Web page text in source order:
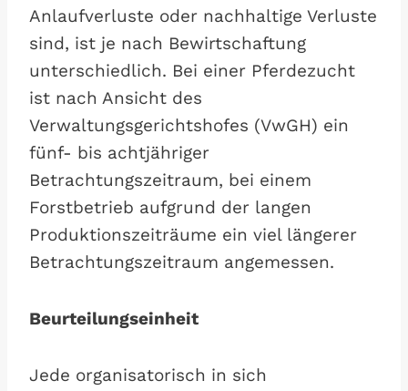
Anlaufverluste oder nachhaltige Verluste
sind, ist je nach Bewirtschaftung
unterschiedlich. Bei einer Pferdezucht
ist nach Ansicht des
Verwaltungsgerichtshofes (VwGH) ein
fünf- bis achtjähriger
Betrachtungszeitraum, bei einem
Forstbetrieb aufgrund der langen
Produktionszeiträume ein viel längerer
Betrachtungszeitraum angemessen.
Beurteilungseinheit
Jede organisatorisch in sich